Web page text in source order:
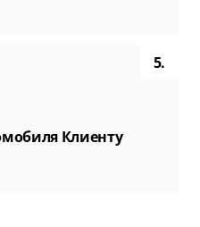
5.
Клиенту